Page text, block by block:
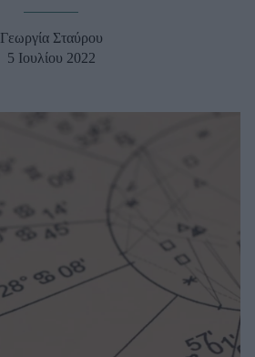
Γεωργία Σταύρου
5 Ιουλίου 2022